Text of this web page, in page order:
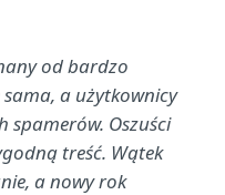
od bardzo
a użytkownicy
spamerów. Oszuści
treść. Wątek
a nowy rok